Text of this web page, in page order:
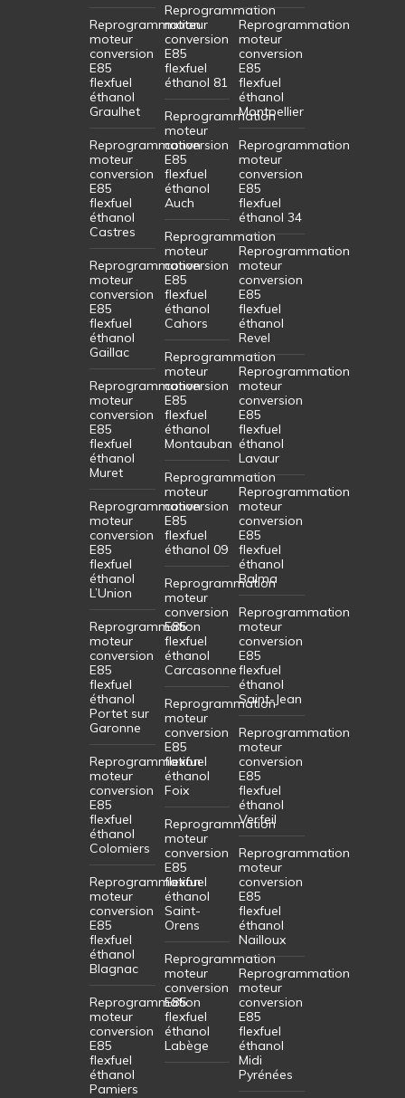
Reprogrammation
moteur
conversion
E85
flexfuel
éthanol
Graulhet
Reprogrammation
moteur
conversion
E85
flexfuel
éthanol
Castres
Reprogrammation
moteur
conversion
E85
flexfuel
éthanol
Gaillac
Reprogrammation
moteur
conversion
E85
flexfuel
éthanol
Muret
Reprogrammation
moteur
conversion
E85
flexfuel
éthanol
L’Union
Reprogrammation
moteur
conversion
E85
flexfuel
éthanol
Portet sur
Garonne
Reprogrammation
moteur
conversion
E85
flexfuel
éthanol
Colomiers
Reprogrammation
moteur
conversion
E85
flexfuel
éthanol
Blagnac
Reprogrammation
moteur
conversion
E85
flexfuel
éthanol
Pamiers
Reprogrammation
moteur
conversion
E85
flexfuel
éthanol 81
Reprogrammation
moteur
conversion
E85
flexfuel
éthanol
Auch
Reprogrammation
moteur
conversion
E85
flexfuel
éthanol
Cahors
Reprogrammation
moteur
conversion
E85
flexfuel
éthanol
Montauban
Reprogrammation
moteur
conversion
E85
flexfuel
éthanol 09
Reprogrammation
moteur
conversion
E85
flexfuel
éthanol
Carcasonne
Reprogrammation
moteur
conversion
E85
flexfuel
éthanol
Foix
Reprogrammation
moteur
conversion
E85
flexfuel
éthanol
Saint-
Orens
Reprogrammation
moteur
conversion
E85
flexfuel
éthanol
Labège
Reprogrammation
moteur
conversion
E85
flexfuel
éthanol
Montpellier
Reprogrammation
moteur
conversion
E85
flexfuel
éthanol 34
Reprogrammation
moteur
conversion
E85
flexfuel
éthanol
Revel
Reprogrammation
moteur
conversion
E85
flexfuel
éthanol
Lavaur
Reprogrammation
moteur
conversion
E85
flexfuel
éthanol
Balma
Reprogrammation
moteur
conversion
E85
flexfuel
éthanol
Saint-Jean
Reprogrammation
moteur
conversion
E85
flexfuel
éthanol
Verfeil
Reprogrammation
moteur
conversion
E85
flexfuel
éthanol
Nailloux
Reprogrammation
moteur
conversion
E85
flexfuel
éthanol
Midi
Pyrénées